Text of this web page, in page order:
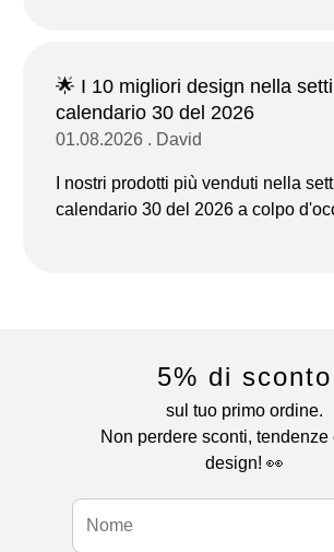
🌟 I 10 migliori design nella
calendario 30 del 2026
01.08.2026 . David
I nostri prodotti più venduti nella
calendario 30 del 2026 a colpo
5% di sconto
sul tuo primo ordine.
Non perdere sconti, tendenze
design! 👀